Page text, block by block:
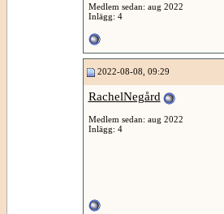
Medlem sedan: aug 2022
Inlägg: 4
2022-08-08, 09:29
RachelNegård
Medlem sedan: aug 2022
Inlägg: 4